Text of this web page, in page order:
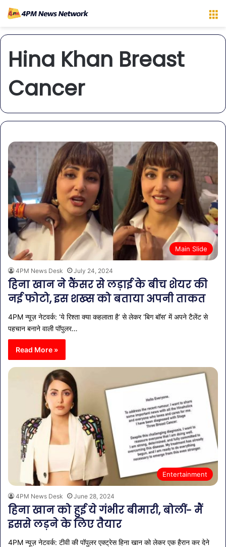
Hina Khan Breast
Cancer
Main Slide
4PM News Desk July 24, 2024
हिना खान ने कैंसर से लड़ाई के बीच शेयर की
नई फोटो, इस शख्स को बताया अपनी ताकत
4PM न्यूज़ नेटवर्क: ‘ये रिश्ता क्या कहलाता है’ से लेकर ‘बिग बॉस’ में अपने टैलेंट से
पहचान बनाने वाली पॉपुलर…
Read More »
Entertainment
4PM News Desk June 28, 2024
हिना खान को हुई ये गंभीर बीमारी, बोलीं- मैं
इससे लड़ने के लिए तैयार
4PM न्यूज़ नेटवर्क: टीवी की पॉपुलर एक्ट्रेस हिना खान को लेकर एक हैरान कर देने